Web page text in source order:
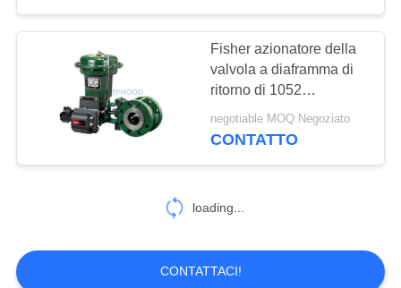
valvola di Fisher
DVC6200
Fisher azionatore della
valvola a diaframma di
ritorno di 1052
primavere, azionatore
rotatorio del diaframma
negotiable MOQ:Negoziato
CONTATTO
loading...
CONTATTACI!